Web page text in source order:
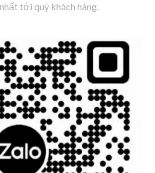
tới quý khách hàng.